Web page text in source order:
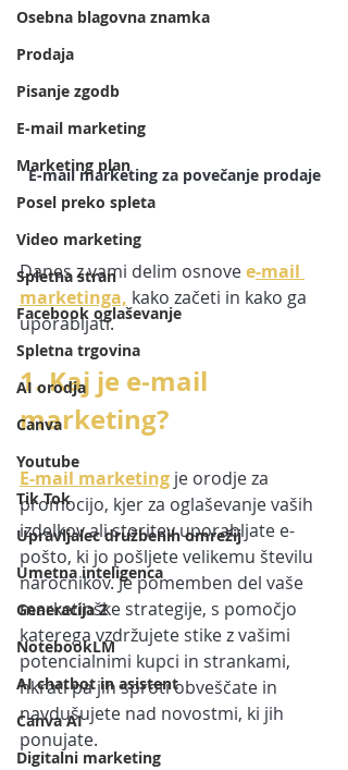
Osebna blagovna znamka
Prodaja
Pisanje zgodb
E-mail marketing
Marketing plan
Posel preko spleta
Video marketing
Spletna stran
Facebook oglaševanje
Spletna trgovina
AI orodja
Canva
Youtube
Tik Tok
Upravljalec družbenih omrežij
Umetna inteligenca
Generacija Z
NotebookLM
AI chatbot in asistent
Canva AI
Digitalni marketing
E-mail marketing za povečanje prodaje
Danes z vami delim osnovee-mail
marketinga, kako začeti in kako ga
uporabljati.
1. Kaj je e-mail
marketing?
E-mail marketing je orodje za
promocijo, kjer za oglaševanje vaših
izdelkov ali storitev uporabljate e-
pošto, ki jo pošljete velikemu številu
naročnikov. Je pomemben del vaše
marketinške strategije, s pomočjo
katerega vzdržujete stike z vašimi
potencialnimi kupci in strankami,
hkrati pa jih sproti obveščate in
navdušujete nad novostmi, ki jih
ponujate.